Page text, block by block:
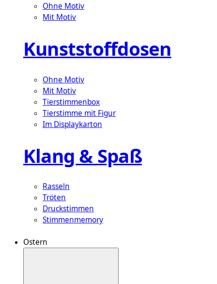
Ohne Motiv
Mit Motiv
Kunststoffdosen
Ohne Motiv
Mit Motiv
Tierstimmenbox
Tierstimme mit Figur
Im Displaykarton
Klang & Spaß
Rasseln
Tröten
Druckstimmen
Stimmenmemory
Ostern